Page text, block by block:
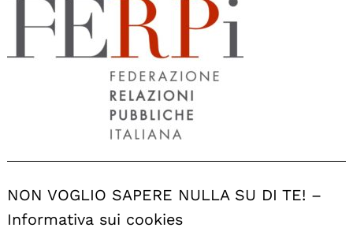
NON VOGLIO SAPERE NULLA SU DI TE! –
Informativa sui cookies